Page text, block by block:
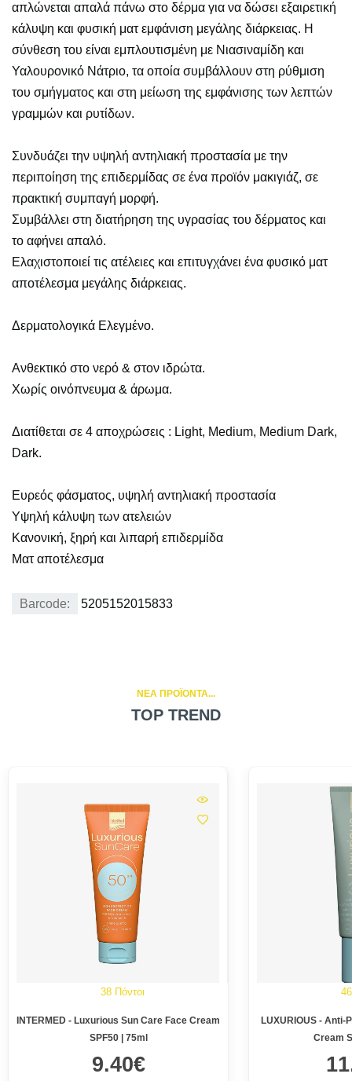
απλώνεται απαλά πάνω στο δέρμα για να δώσει εξαιρετική
κάλυψη και φυσική ματ εμφάνιση μεγάλης διάρκειας. Η
σύνθεση του είναι εμπλουτισμένη με Νιασιναμίδη και
Υαλουρονικό Νάτριο, τα οποία συμβάλλουν στη ρύθμιση
του σμήγματος και στη μείωση της εμφάνισης των λεπτών
γραμμών και ρυτίδων.
Συνδυάζει την υψηλή αντηλιακή προστασία με την
περιποίηση της επιδερμίδας σε ένα προϊόν μακιγιάζ, σε
πρακτική συμπαγή μορφή.
Συμβάλλει στη διατήρηση της υγρασίας του δέρματος και
το αφήνει απαλό.
Ελαχιστοποιεί τις ατέλειες και επιτυγχάνει ένα φυσικό ματ
αποτέλεσμα μεγάλης διάρκειας.
Δερματολογικά Ελεγμένο.
Ανθεκτικό στο νερό & στον ιδρώτα.
Χωρίς οινόπνευμα & άρωμα.
Διατίθεται σε 4 αποχρώσεις : Light, Medium, Medium Dark,
Dark.
Ευρεός φάσματος, υψηλή αντηλιακή προστασία
Υψηλή κάλυψη των ατελειών
Κανονική, ξηρή και λιπαρή επιδερμίδα
Ματ αποτέλεσμα
Barcode: 5205152015833
NEA ΠΡΟΪΟΝΤΑ...
TOP TREND
38 Πόντοι
INTERMED - Luxurious Sun Care Face Cream
SPF50 | 75ml
9.40€
LUXURIOUS - Anti-
Cream